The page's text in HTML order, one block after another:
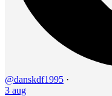
@danskdf1995 ·
3 aug